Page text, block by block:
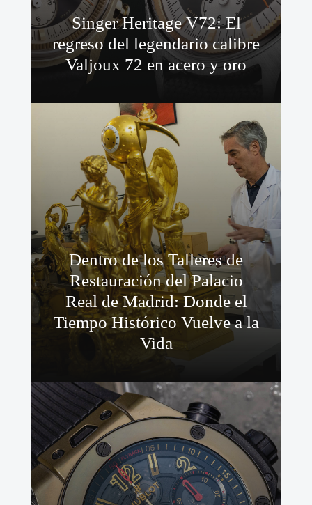
Singer Heritage V72: El
regreso del legendario calibre
Valjoux 72 en acero y oro
Dentro de los Talleres de
Restauración del Palacio
Real de Madrid: Donde el
Tiempo Histórico Vuelve a la
Vida